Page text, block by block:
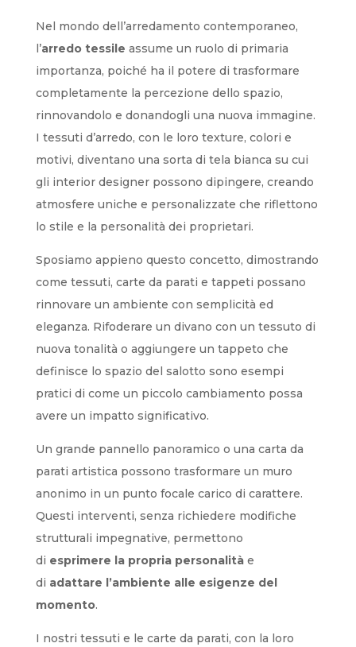
Nel mondo dell’arredamento contemporaneo,
l’arredo tessile assume un ruolo di primaria
importanza, poiché ha il potere di trasformare
completamente la percezione dello spazio,
rinnovandolo e donandogli una nuova immagine.
I tessuti d’arredo, con le loro texture, colori e
motivi, diventano una sorta di tela bianca su cui
gli interior designer possono dipingere, creando
atmosfere uniche e personalizzate che riflettono
lo stile e la personalità dei proprietari.
Sposiamo appieno questo concetto, dimostrando
come tessuti, carte da parati e tappeti possano
rinnovare un ambiente con semplicità ed
eleganza. Rifoderare un divano con un tessuto di
nuova tonalità o aggiungere un tappeto che
definisce lo spazio del salotto sono esempi
pratici di come un piccolo cambiamento possa
avere un impatto significativo.
Un grande pannello panoramico o una carta da
parati artistica possono trasformare un muro
anonimo in un punto focale carico di carattere.
Questi interventi, senza richiedere modifiche
strutturali impegnative, permettono
di esprimere la propria personalitàe
di adattare l’ambiente alle esigenze del
momento.
I nostri tessuti e le carte da parati, con la loro